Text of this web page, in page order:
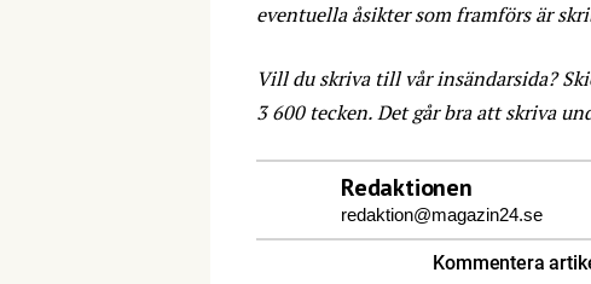
eventuella åsikter som framförs är
Vill du skriva till vår insändarsida?
3 600 tecken. Det går bra att skriva
Redaktionen
redaktion@magazin24.se
Kommentera